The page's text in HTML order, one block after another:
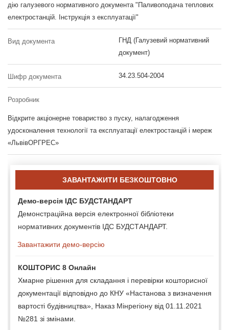
дію галузевого нормативного документа "Паливоподача теплових
електростанцій. Інструкція з експлуатації"
Вид документа
ГНД (Галузевий нормативний
документ)
Шифр документа 34.23.504-2004
Розробник
Відкрите акціонерне товариство з пуску, налагодження
удосконалення технології та експлуатації електростанцій і мереж
«ЛьвівОРГРЕС»
ЗАВАНТАЖИТИ БЕЗКОШТОВНО
Демо-версія ІДС БУДСТАНДАРТ
Демонстраційна версія електронної бібліотеки
нормативних документів ІДС БУДСТАНДАРТ.
Завантажити демо-версію
КОШТОРИС 8 Онлайн
Хмарне рішення для складання і перевірки кошторисної
документації відповідно до КНУ «Настанова з визначення
вартості будівництва», Наказ Мінрегіону від 01.11.2021
№281 зі змінами.